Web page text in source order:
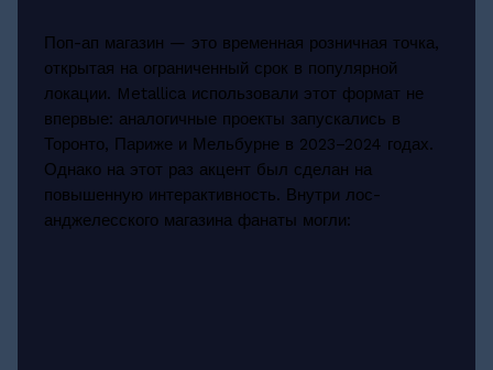
Поп-ап магазин — это временная розничная точка,
открытая на ограниченный срок в популярной
локации. Metallica использовали этот формат не
впервые: аналогичные проекты запускались в
Торонто, Париже и Мельбурне в 2023–2024 годах.
Однако на этот раз акцент был сделан на
повышенную интерактивность. Внутри лос-
анджелесского магазина фанаты могли: